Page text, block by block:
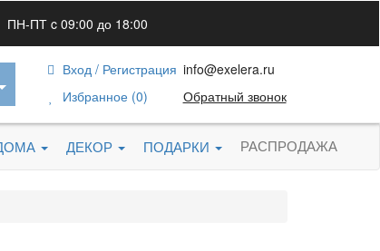
ПН-ПТ c 09:00 до 18:00
Вход / Регистрация
Избранное (0)
info@exelera.ru
Обратный звонок
ДЕКОР ПОДАРКИ РАСПРОДАЖА